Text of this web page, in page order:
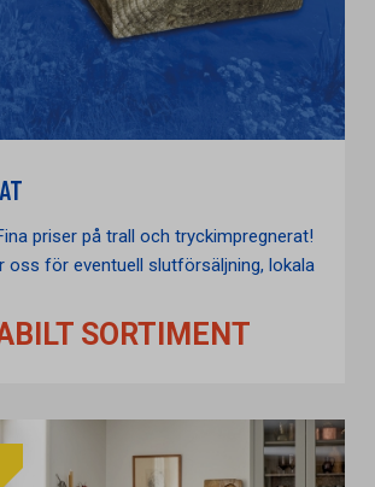
priser på trall och tryckimpregnerat!
oss för eventuell slutförsäljning, lokala
SORTIMENT